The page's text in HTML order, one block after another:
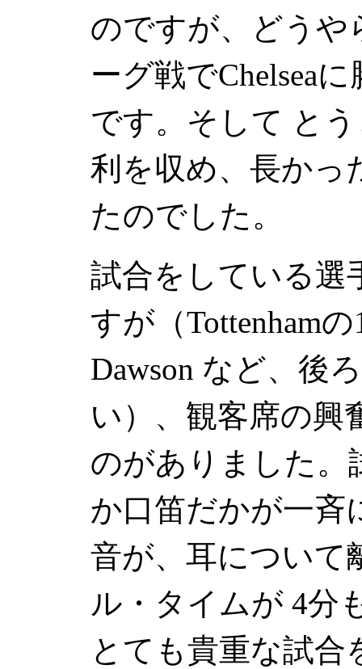
のですが、どう
ーグ戦でChelseaに
です。そして と
利を収め、長かっ
たのでした。
試合をしている選
すが（Tottenham
Dawson など、後
い）、観客席の興
のがありました。
か口笛だかが一斉
音が、耳について
ル・タイムが 4分
とても貴重な試